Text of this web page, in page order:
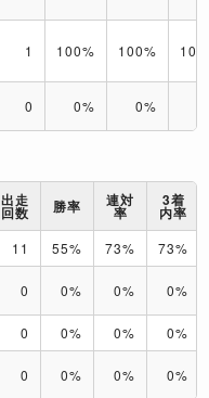
1 100% 100%
0 0% 0%
出走
回数 勝率 連対
率
3着
内率
11 55% 73% 73%
0 0% 0% 0%
0 0% 0% 0%
0 0% 0% 0%